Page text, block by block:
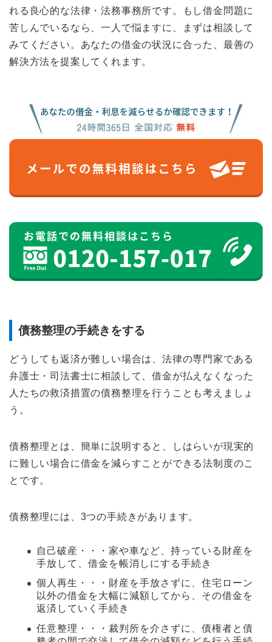
れる良心的な法律・法務事務所です。もし借金問題に
苦しんでいるなら、一人で悩ますに、まずは相談して
みてください。あなたの借金の状況に合った、最善の
解決方法を提案してくれます。
債務整理の手続きをする
どうしても返済が難しい場合は、法律の専門家である
弁護士・司法書士に相談して、借金が払えなくなった
人たちの救済措置の債務整理を行うことも考えましょ
う。
債務整理とは、簡単に説明すると、しはらいが現実的
に難しい場合に借金を減らすことができる法制度のこ
とです。
債務整理には、3つの手続きがあります。
自己破産・・・家や車など、持っている財産を
手放して、借金を帳消しにする手続き
個人再生・・・財産を手放さずに、住宅ローン
以外の借金を大幅に減額してから、その借金を
返済していく手続き
任意整理・・・裁判所を介さずに、債権者と債